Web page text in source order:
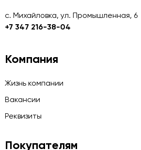
с. Михайловка, ул. Промышленная, 6
+7 347 216-38-04
Компания
Жизнь компании
Вакансии
Реквизиты
Покупателям